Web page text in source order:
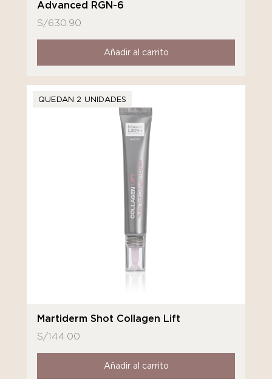
Advanced RGN-6
S/630.90
Añadir al carrito
QUEDAN 2 UNIDADES
Martiderm Shot Collagen Lift
S/144.00
Añadir al carrito